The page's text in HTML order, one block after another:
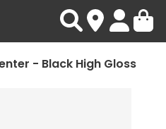
- Black High Gloss